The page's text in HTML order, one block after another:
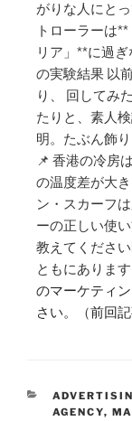
がりな人にと
トローラーは
リア」**に過
の実験結果 以
り、 回してみ
たりと、素人
明。たぶん飾
📌 香港の冷房
の温度差が大
ン・スカーフ
ーの正しい使
教えてくださ
ともにありま
のマーケティ
さい。
（前回
AGENCY,